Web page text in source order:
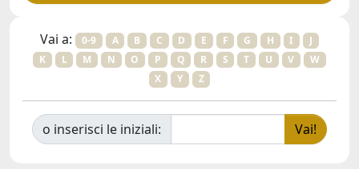
Vai a: 0-9 A B C D E F G H I
J
K
L M N O P Q R S T U V
W
X
Y Z
o inserisci le iniziali: